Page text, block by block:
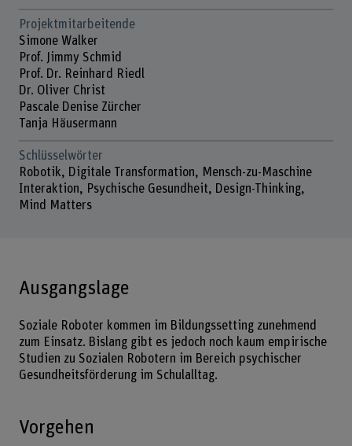
Projektmitarbeitende
Simone Walker
Prof. Jimmy Schmid
Prof. Dr. Reinhard Riedl
Dr. Oliver Christ
Pascale Denise Zürcher
Tanja Häusermann
Schlüsselwörter
Robotik, Digitale Transformation, Mensch-zu-Maschine
Interaktion, Psychische Gesundheit, Design-Thinking,
Mind Matters
Ausgangslage
Soziale Roboter kommen im Bildungssetting zunehmend
zum Einsatz. Bislang gibt es jedoch noch kaum empirische
Studien zu Sozialen Robotern im Bereich psychischer
Gesundheitsförderung im Schulalltag.
Vorgehen